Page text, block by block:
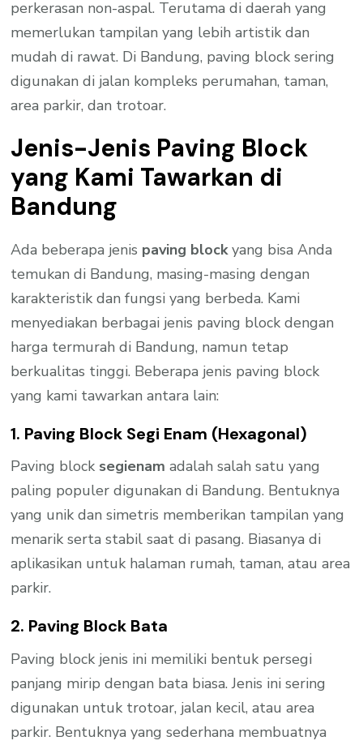
perkerasan non-aspal. Terutama di daerah yang
memerlukan tampilan yang lebih artistik dan
mudah di rawat. Di Bandung, paving block sering
digunakan di jalan kompleks perumahan, taman,
area parkir, dan trotoar.
Jenis-Jenis Paving Block
yang Kami Tawarkan di
Bandung
Ada beberapa jenis paving blockyang bisa Anda
temukan di Bandung, masing-masing dengan
karakteristik dan fungsi yang berbeda. Kami
menyediakan berbagai jenis paving block dengan
harga termurah di Bandung, namun tetap
berkualitas tinggi. Beberapa jenis paving block
yang kami tawarkan antara lain:
1. Paving Block Segi Enam (Hexagonal)
Paving block segienam adalah salah satu yang
paling populer digunakan di Bandung. Bentuknya
yang unik dan simetris memberikan tampilan yang
menarik serta stabil saat di pasang. Biasanya di
aplikasikan untuk halaman rumah, taman, atau area
parkir.
2. Paving Block Bata
Paving block jenis ini memiliki bentuk persegi
panjang mirip dengan bata biasa. Jenis ini sering
digunakan untuk trotoar, jalan kecil, atau area
parkir. Bentuknya yang sederhana membuatnya